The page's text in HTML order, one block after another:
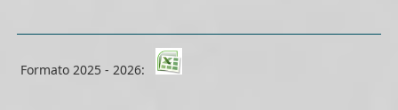
Formato 2025 - 2026: